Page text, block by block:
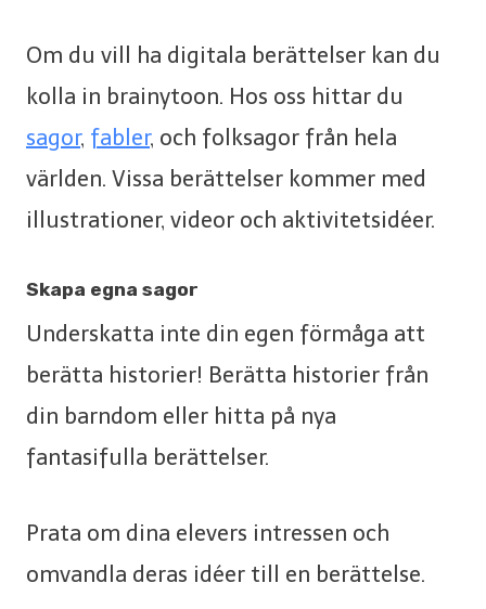
Om du vill ha digitala berättelser kan du
kolla in brainytoon. Hos oss hittar du
sagor, fabler, och folksagor från hela
världen. Vissa berättelser kommer med
illustrationer, videor och aktivitetsidéer.
Skapa egna sagor
Underskatta inte din egen förmåga att
berätta historier! Berätta historier från
din barndom eller hitta på nya
fantasifulla berättelser.
Prata om dina elevers intressen och
omvandla deras idéer till en berättelse.